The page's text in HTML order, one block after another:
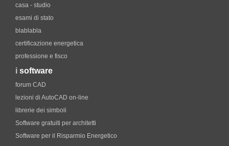
casa - studio
esami di stato
blablabla
certificazione energetica
professione e fisco
i software
forum CAD
lezioni di AutoCAD on-line
librerie dei simboli
Software gratuiti per architetti
Software per il Risparmio Energetico